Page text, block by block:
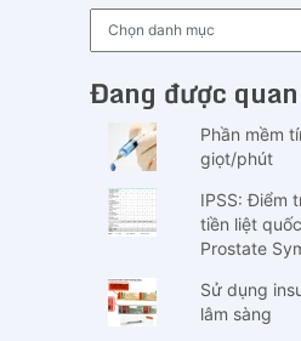
Đang được
Phần mềm
giọt/phút
IPSS: Điểm
tiền liệt
Prostate
Sử dụng
lâm sàng